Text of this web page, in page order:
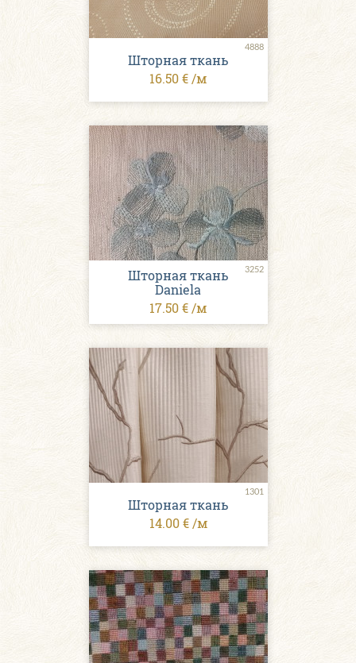
4888
Шторная ткань
16.50 € /м
3252
Шторная ткань
Daniela
17.50 € /м
1301
Шторная ткань
14.00 € /м